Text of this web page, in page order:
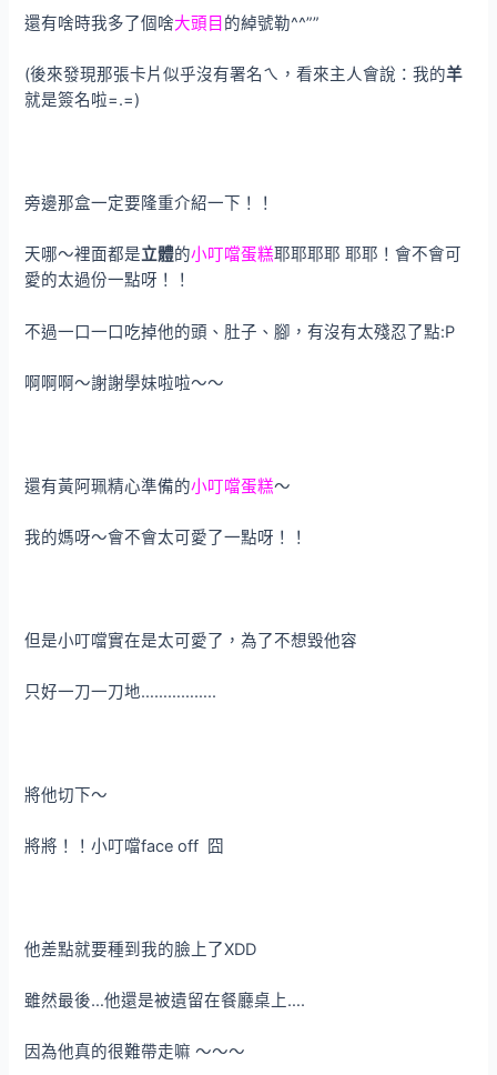
還有啥時我多了個啥大頭目 的綽號勒^^””
(後來發現那張卡片似乎沒有署名ㄟ，看來主人會說：我的羊
就是簽名啦=.=)
旁邊那盒一定要隆重介紹一下！！
天哪～裡面都是立體的小叮噹蛋糕耶耶耶耶 耶耶！會不會可
愛的太過份一點呀！！
不過一口一口吃掉他的頭、肚子、腳，有沒有太殘忍了點:P
啊啊啊～謝謝學妹啦啦～～
還有黃阿珮精心準備的小叮噹蛋糕～
我的媽呀～會不會太可愛了一點呀！！
但是小叮噹實在是太可愛了，為了不想毀他容
只好一刀一刀地……………..
將他切下～
將將！！小叮噹face off 囧
他差點就要種到我的臉上了XDD
雖然最後…他還是被遺留在餐廳桌上….
因為他真的很難帶走嘛 ～～～